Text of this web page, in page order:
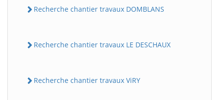
Recherche chantier travaux DOMBLANS
Recherche chantier travaux LE DESCHAUX
Recherche chantier travaux ViRY